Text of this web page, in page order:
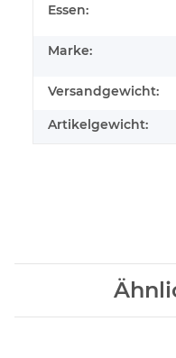
Essen:
Marke:
Versandgewicht:
Artikelgewicht: